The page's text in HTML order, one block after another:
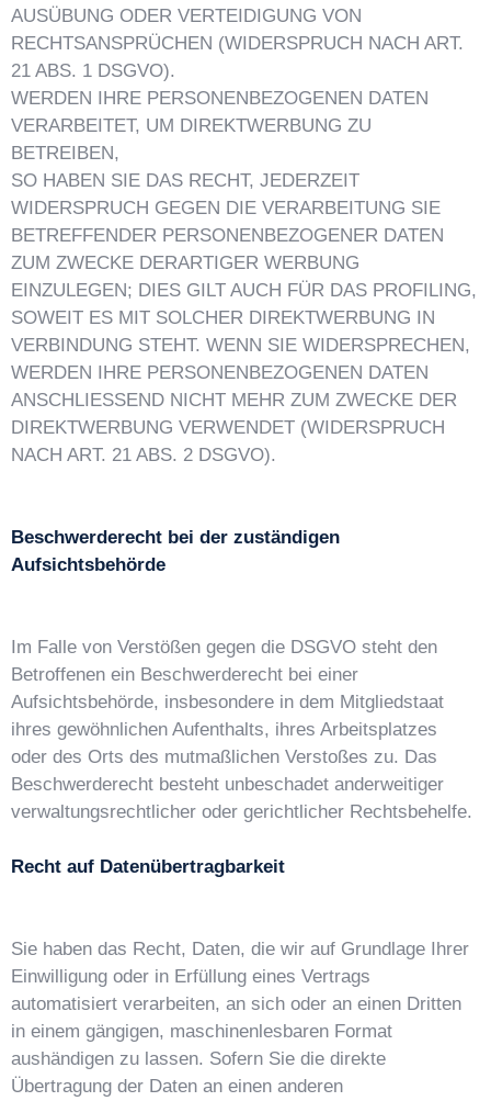
AUSÜBUNG ODER VERTEIDIGUNG VON
RECHTSANSPRÜCHEN (WIDERSPRUCH NACH ART.
21 ABS. 1 DSGVO).
WERDEN IHRE PERSONENBEZOGENEN DATEN
VERARBEITET, UM DIREKTWERBUNG ZU
BETREIBEN,
SO HABEN SIE DAS RECHT, JEDERZEIT
WIDERSPRUCH GEGEN DIE VERARBEITUNG SIE
BETREFFENDER PERSONENBEZOGENER DATEN
ZUM ZWECKE DERARTIGER WERBUNG
EINZULEGEN; DIES GILT AUCH FÜR DAS PROFILING,
SOWEIT ES MIT SOLCHER DIREKTWERBUNG IN
VERBINDUNG STEHT. WENN SIE WIDERSPRECHEN,
WERDEN IHRE PERSONENBEZOGENEN DATEN
ANSCHLIESSEND NICHT MEHR ZUM ZWECKE DER
DIREKTWERBUNG VERWENDET (WIDERSPRUCH
NACH ART. 21 ABS. 2 DSGVO).
Beschwerderecht bei der zuständigen
Aufsichtsbehörde
Im Falle von Verstößen gegen die DSGVO steht den
Betroffenen ein Beschwerderecht bei einer
Aufsichtsbehörde, insbesondere in dem Mitgliedstaat
ihres gewöhnlichen Aufenthalts, ihres Arbeitsplatzes
oder des Orts des mutmaßlichen Verstoßes zu. Das
Beschwerderecht besteht unbeschadet anderweitiger
verwaltungsrechtlicher oder gerichtlicher Rechtsbehelfe.
Recht auf Datenübertragbarkeit
Sie haben das Recht, Daten, die wir auf Grundlage Ihrer
Einwilligung oder in Erfüllung eines Vertrags
automatisiert verarbeiten, an sich oder an einen Dritten
in einem gängigen, maschinenlesbaren Format
aushändigen zu lassen. Sofern Sie die direkte
Übertragung der Daten an einen anderen